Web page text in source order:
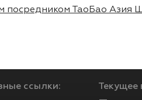
посредником ТаоБао Азия
ссылки: Текущее